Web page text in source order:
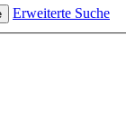
Erweiterte Suche